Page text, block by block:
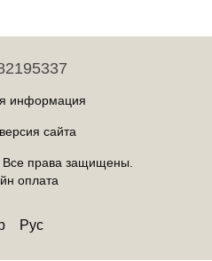
информация
сайта
права защищены.
оплата
Рус